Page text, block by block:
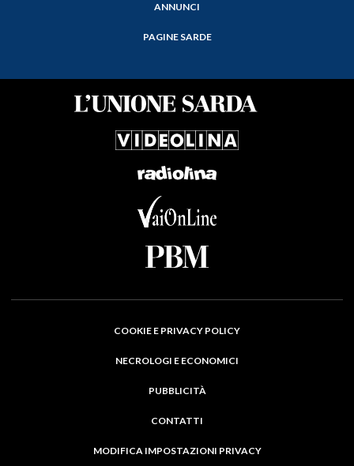
ANNUNCI
PAGINE SARDE
COOKIE E PRIVACY POLICY
NECROLOGI E ECONOMICI
PUBBLICITÀ
CONTATTI
MODIFICA IMPOSTAZIONI PRIVACY